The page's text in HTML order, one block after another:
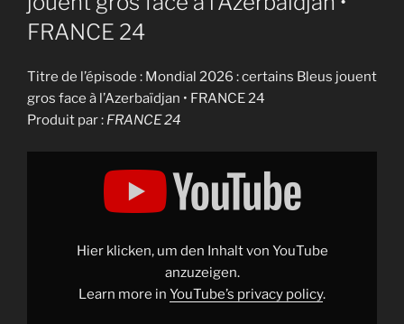
FRANCE 24
Titre de l’épisode : Mondial 2026 : certains Bleus jouent
gros face à l’Azerbaïdjan • FRANCE 24
Produit par : FRANCE 24
Display
FRANCE
Hier klicken, um den Inhalt von YouTube
anzuzeigen.
Learn more in YouTube’s privacy policy.